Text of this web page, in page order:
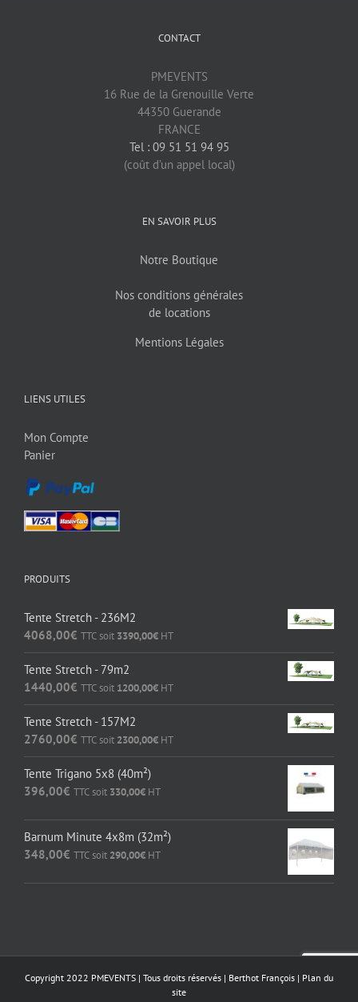
CONTACT
PMEVENTS
16 Rue de la Grenouille Verte
44350 Guerande
FRANCE
Tel : 09 51 51 94 95
(coût d’un appel local)
EN SAVOIR PLUS
Notre Boutique
Nos conditions générales
de locations
Mentions Légales
LIENS UTILES
Mon Compte
Panier
PRODUITS
Tente Stretch - 236M2
4068,00€ TTC soit 3390,00€ HT
Tente Stretch - 79m2
1440,00€ TTC soit 1200,00€ HT
Tente Stretch - 157M2
2760,00€ TTC soit 2300,00€ HT
Tente Trigano 5x8 (40m²)
396,00€ TTC soit 330,00€ HT
Barnum Minute 4x8m (32m²)
348,00€ TTC soit 290,00€ HT
Copyright 2022 PMEVENTS | Tous droits réservés | Berthot François | Plan du
site